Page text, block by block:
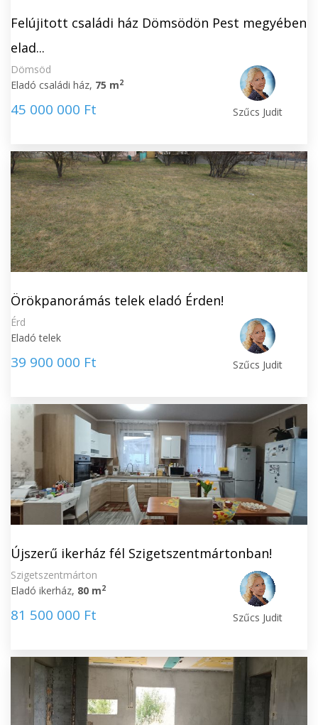
Felújitott családi ház Dömsödön Pest megyében
elad...
Dömsöd
Eladó családi ház, 75 m2
45 000 000 Ft Szűcs Judit
Örökpanorámás telek eladó Érden!
Érd
Eladó telek
39 900 000 Ft Szűcs Judit
Újszerű ikerház fél Szigetszentmártonban!
Szigetszentmárton
Eladó ikerház, 80 m2
81 500 000 Ft Szűcs Judit